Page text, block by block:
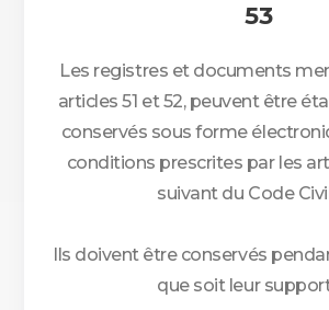
53
Les registres et documents
articles 51 et 52, peuvent être
conservés sous forme
conditions prescrites par les
suivant du Code
Ils doivent être conservés
que soit leur